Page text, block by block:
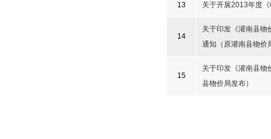
13 关于开展2013年度
14
关于印发《灌南县物
通知（原灌南县物价
15
关于印发《灌南县物
县物价局发布）